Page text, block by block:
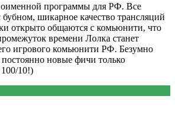
программы для РФ. Все
бубном, шикарное качество трансляций
открыто общаются с комьюнити, что
времени Лолка станет
игрового комьюнити РФ. Безумно
постоянно новые фичи только
10!)